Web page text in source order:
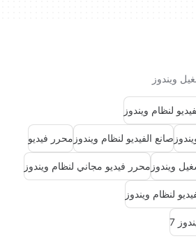
ويندوز
لنظام ويندوز
صانع الفيديو لنظام ويندوز محرر فيديو
ويندوز محرر فيديو مجاني لنظام ويندوز
لنظام ويندوز
7